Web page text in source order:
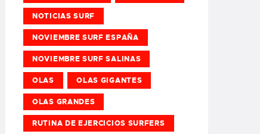
NOTICIAS SURF
NOVIEMBRE SURF ESPAÑA
NOVIEMBRE SURF SALINAS
OLAS OLAS GIGANTES
OLAS GRANDES
RUTINA DE EJERCICIOS SURFERS